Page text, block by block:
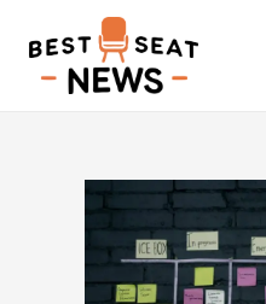
para
conteúdo